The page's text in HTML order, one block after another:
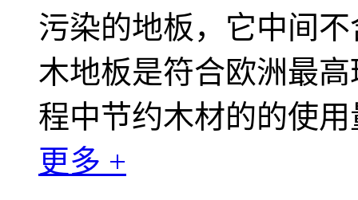
污染的地板，它中间
木地板是符合欧洲最
程中节约木材的的使用
更多 +